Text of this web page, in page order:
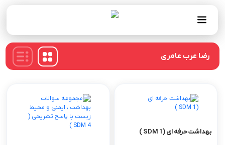
رضا عرب عامری
بهداشت حرفه ای (SDM 1 )